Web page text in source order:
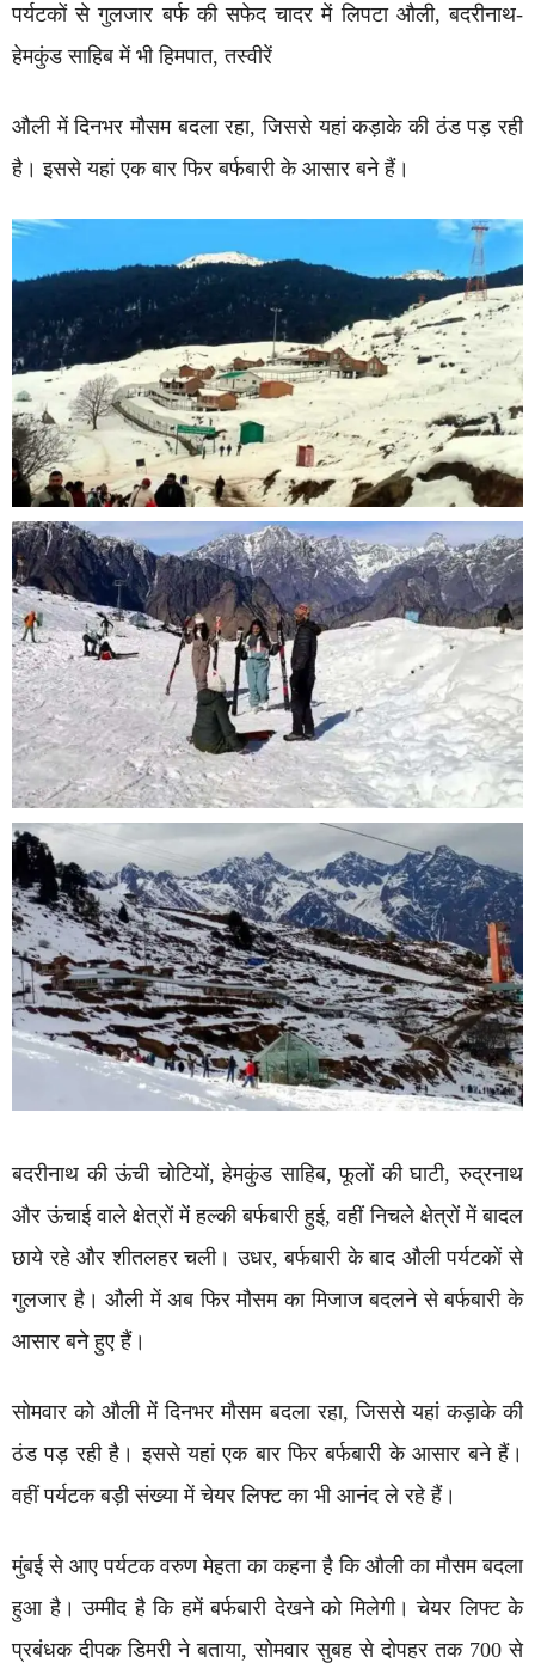
पर्यटकों से गुलजार बर्फ की सफेद चादर में लिपटा औली, बदरीनाथ-
हेमकुंड साहिब में भी हिमपात, तस्वीरें
औली में दिनभर मौसम बदला रहा, जिससे यहां कड़ाके की ठंड पड़ रही
है। इससे यहां एक बार फिर बर्फबारी के आसार बने हैं।
बदरीनाथ की ऊंची चोटियों, हेमकुंड साहिब, फूलों की घाटी, रुद्रनाथ
और ऊंचाई वाले क्षेत्रों में हल्की बर्फबारी हुई, वहीं निचले क्षेत्रों में बादल
छाये रहे और शीतलहर चली। उधर, बर्फबारी के बाद औली पर्यटकों से
गुलजार है। औली में अब फिर मौसम का मिजाज बदलने से बर्फबारी के
आसार बने हुए हैं।
सोमवार को औली में दिनभर मौसम बदला रहा, जिससे यहां कड़ाके की
ठंड पड़ रही है। इससे यहां एक बार फिर बर्फबारी के आसार बने हैं।
वहीं पर्यटक बड़ी संख्या में चेयर लिफ्ट का भी आनंद ले रहे हैं।
मुंबई से आए पर्यटक वरुण मेहता का कहना है कि औली का मौसम बदला
हुआ है। उम्मीद है कि हमें बर्फबारी देखने को मिलेगी। चेयर लिफ्ट के
प्रबंधक दीपक डिमरी ने बताया, सोमवार सुबह से दोपहर तक 700 से